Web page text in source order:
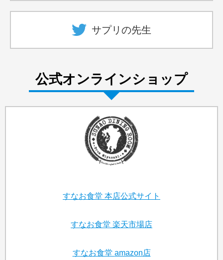
サプリの先生
公式オンラインショップ
すなお食堂 本店公式サイト
すなお食堂 楽天市場店
すなお食堂 amazon店